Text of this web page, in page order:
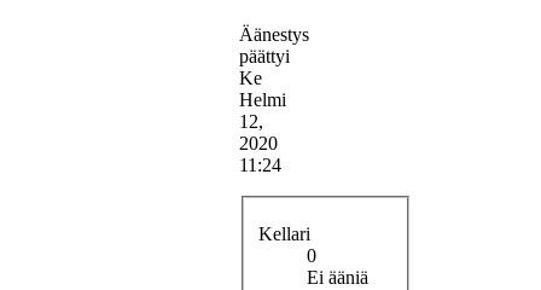
Äänestys
päättyi
Ke
Helmi
12,
2020
11:24
Kellari
0
Ei ääniä